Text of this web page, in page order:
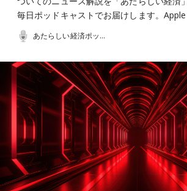
毎日ポッドキャストでお届けします。
あたらしい経済ポッドキャスト